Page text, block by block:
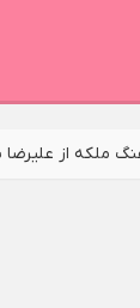
ملکه از علیرضا